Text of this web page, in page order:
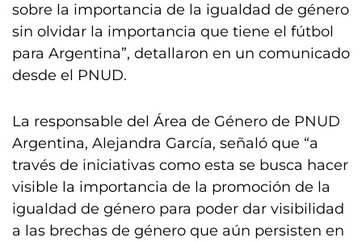
sobre la importancia de la igualdad de género
sin olvidar la importancia que tiene el fútbol
para Argentina”, detallaron en un comunicado
desde el PNUD.
La responsable del Área de Género de PNUD
Argentina, Alejandra García, señaló que “a
través de iniciativas como esta se busca hacer
visible la importancia de la promoción de la
igualdad de género para poder dar visibilidad
a las brechas de género que aún persisten en